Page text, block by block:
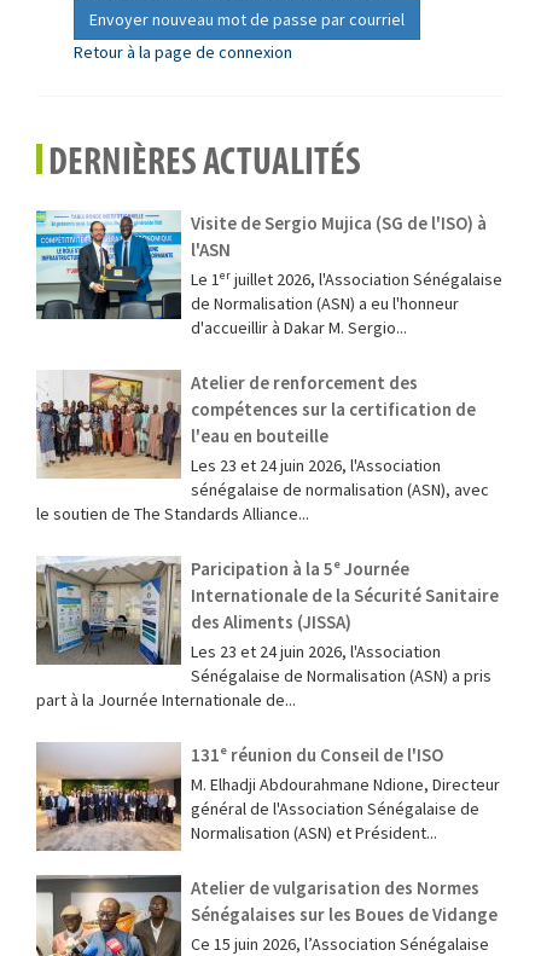
Envoyer nouveau mot de passe par courriel
Retour à la page de connexion
DERNIÈRES ACTUALITÉS
Visite de Sergio Mujica (SG de l'ISO) à
l'ASN
Le 1ᵉʳ juillet 2026, l'Association Sénégalaise
de Normalisation (ASN) a eu l'honneur
d'accueillir à Dakar M. Sergio...
Atelier de renforcement des
compétences sur la certification de
l'eau en bouteille
Les 23 et 24 juin 2026, l'Association
sénégalaise de normalisation (ASN), avec
le soutien de The Standards Alliance...
Paricipation à la 5ᵉ Journée
Internationale de la Sécurité Sanitaire
des Aliments (JISSA)
‎Les 23 et 24 juin 2026, l'Association
Sénégalaise de Normalisation (ASN) a pris
part à la Journée Internationale de...
131ᵉ réunion du Conseil de l'ISO
M. Elhadji Abdourahmane Ndione, Directeur
général de l'Association Sénégalaise de
Normalisation (ASN) et Président...
Atelier de vulgarisation des Normes
Sénégalaises sur les Boues de Vidange
Ce 15 juin 2026, l’Association Sénégalaise